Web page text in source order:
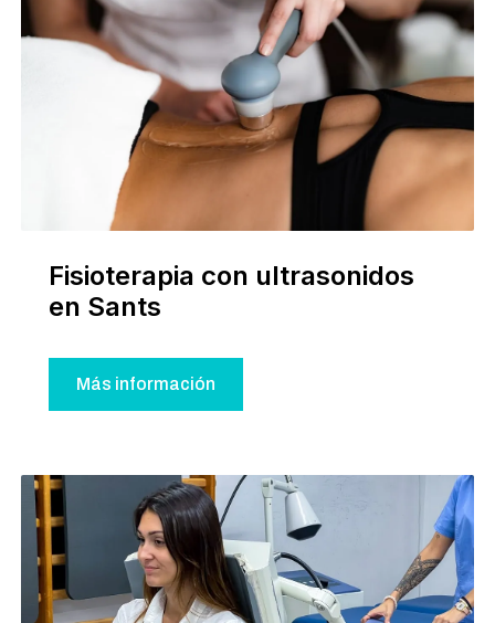
Fisioterapia con ultrasonidos
en Sants
Más información